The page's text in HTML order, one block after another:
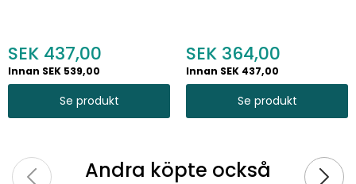
437,00
Innan SEK 539,00
Se produkt
364,00
Innan SEK 437,00
Se produkt
Andra köpte också